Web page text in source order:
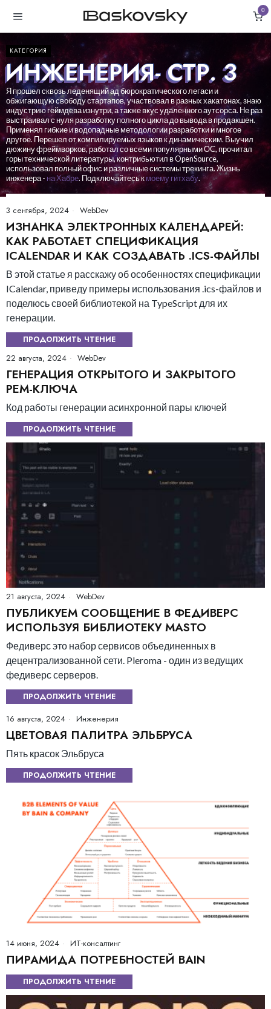
0
КАТЕГОРИЯ
ИНЖЕНЕРИЯ- СТР. 3
Я прошел сквозь леденящий ад бюрократического легаси и
обжигающую свободу стартапов, участвовал в разных хакатонах, знаю
индустрию геймдева изнутри, а также вкус удаленного аутсорса. Не раз
выстраивал с нуля разработку полного цикла до вывода в продакшен.
Применял гибкие и водопадные методологии разработки и многое
другое. Перешел от компилируемых языков к динамическим. Выучил
дюжину фреймворков, работал со всеми популярными ОС, прочитал
горы технической литературы, контрибьютил в OpenSource,
использовал полный офис и различные системы трекинга. Жизнь
инженера - на Хабре. Подключайтесь к моему гитхабу.
3 сентября, 2024 WebDev
ИЗНАНКА ЭЛЕКТРОННЫХ КАЛЕНДАРЕЙ:
КАК РАБОТАЕТ СПЕЦИФИКАЦИЯ
ICALENDAR И КАК СОЗДАВАТЬ .ICS-ФАЙЛЫ
В этой статье я расскажу об особенностях спецификации
ICalendar, приведу примеры использования .ics-файлов и
поделюсь своей библиотекой на TypeScript для их
генерации.
ПРОДОЛЖИТЬ ЧТЕНИЕ
22 августа, 2024 WebDev
ГЕНЕРАЦИЯ ОТКРЫТОГО И ЗАКРЫТОГО
PEM-КЛЮЧА
Код работы генерации асинхронной пары ключей
ПРОДОЛЖИТЬ ЧТЕНИЕ
21 августа, 2024 WebDev
ПУБЛИКУЕМ СООБЩЕНИЕ В ФЕДИВЕРС
ИСПОЛЬЗУЯ БИБЛИОТЕКУ MASTO
Федиверс это набор сервисов объединенных в
децентрализованной сети. Pleroma - один из ведущих
федиверс серверов.
ПРОДОЛЖИТЬ ЧТЕНИЕ
16 августа, 2024 Инженерия
ЦВЕТОВАЯ ПАЛИТРА ЭЛЬБРУСА
Пять красок Эльбруса
ПРОДОЛЖИТЬ ЧТЕНИЕ
14 июня, 2024 ИТ-консалтинг
ПИРАМИДА ПОТРЕБНОСТЕЙ BAIN
ПРОДОЛЖИТЬ ЧТЕНИЕ